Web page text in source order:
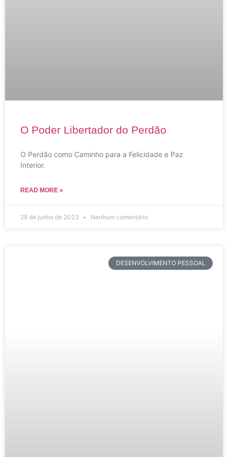
O Poder Libertador do Perdão
O Perdão como Caminho para a Felicidade e Paz
Interior.
READ MORE »
28 de junho de 2023 Nenhum comentário
DESENVOLVIMENTO PESSOAL